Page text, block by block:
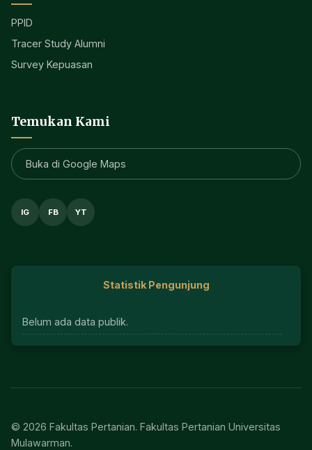
PPID
Tracer Study Alumni
Survey Kepuasan
Temukan Kami
Buka di Google Maps
IG FB YT
Statistik Pengunjung
Belum ada data publik.
© 2026 Fakultas Pertanian. Fakultas Pertanian Universitas
Mulawarman.